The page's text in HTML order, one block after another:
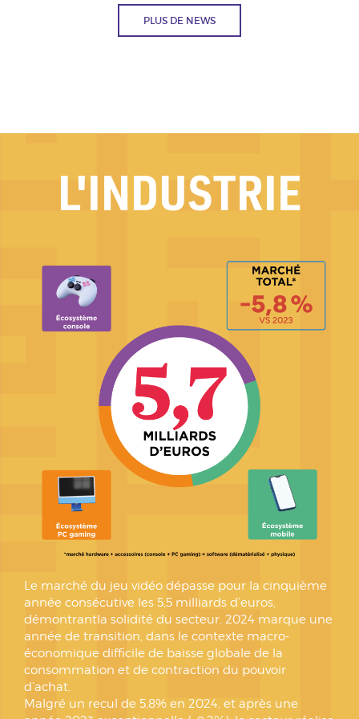
PLUS DE NEWS
L'INDUSTRIE
Le marché du jeu vidéo dépasse pour la cinquième
année consécutive les 5,5 milliards d’euros,
démontrantla solidité du secteur. 2024 marque une
année de transition, dans le contexte macro-
économique difficile de baisse globale de la
consommation et de contraction du pouvoir
d’achat.
Malgré un recul de 5,8% en 2024, et après une